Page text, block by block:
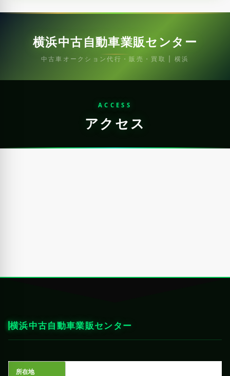
横浜中古自動車業販センター
中古車オークション代行・販売・買取 | 横浜
ACCESS
アクセス
横浜中古自動車業販センター
所在地